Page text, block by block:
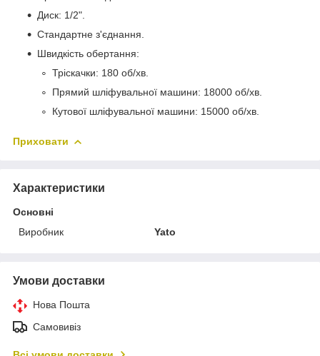
Диск: 1/2".
Стандартне з'єднання.
Швидкість обертання:
Тріскачки: 180 об/хв.
Прямий шліфувальної машини: 18000 об/хв.
Кутової шліфувальної машини: 15000 об/хв.
Приховати
Характеристики
Основні
Виробник
Yato
Умови доставки
Нова Пошта
Самовивіз